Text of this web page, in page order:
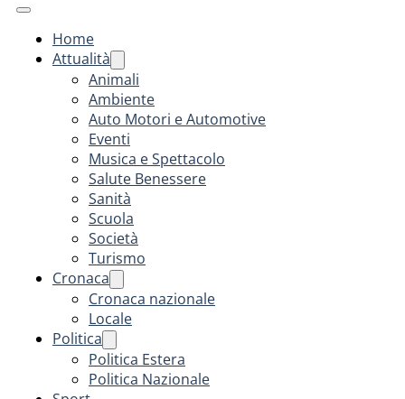
Home
Attualità
Animali
Ambiente
Auto Motori e Automotive
Eventi
Musica e Spettacolo
Salute Benessere
Sanità
Scuola
Società
Turismo
Cronaca
Cronaca nazionale
Locale
Politica
Politica Estera
Politica Nazionale